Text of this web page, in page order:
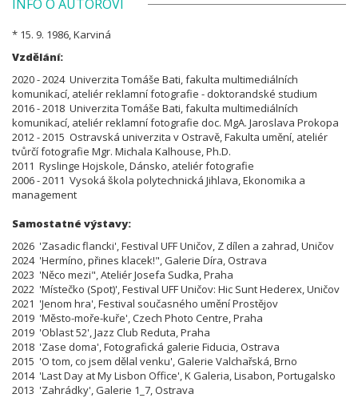
INFO O AUTOROVI
* 15. 9. 1986, Karviná
Vzdělání:
2020 - 2024 Univerzita Tomáše Bati, fakulta multimediálních
komunikací, ateliér reklamní fotografie - doktorandské studium
2016 - 2018 Univerzita Tomáše Bati, fakulta multimediálních
komunikací, ateliér reklamní fotografie doc. MgA. Jaroslava Prokopa
2012 - 2015 Ostravská univerzita v Ostravě, Fakulta umění, ateliér
tvůrčí fotografie Mgr. Michala Kalhouse, Ph.D.
2011 Ryslinge Hojskole, Dánsko, ateliér fotografie
2006 - 2011 Vysoká škola polytechnická Jihlava, Ekonomika a
management
Samostatné výstavy:
2026 'Zasadic flancki', Festival UFF Uničov, Z dílen a zahrad, Uničov
2024 'Hermíno, přines klacek!", Galerie Díra, Ostrava
2023 'Něco mezi", Ateliér Josefa Sudka, Praha
2022 'Místečko (Spot)', Festival UFF Uničov: Hic Sunt Hederex, Uničov
2021 'Jenom hra', Festival současného umění Prostějov
2019 'Město-moře-kuře', Czech Photo Centre, Praha
2019 'Oblast 52', Jazz Club Reduta, Praha
2018 'Zase doma', Fotografická galerie Fiducia, Ostrava
2015 'O tom, co jsem dělal venku', Galerie Valchařská, Brno
2014 'Last Day at My Lisbon Office', K Galeria, Lisabon, Portugalsko
2013 'Zahrádky', Galerie 1_7, Ostrava